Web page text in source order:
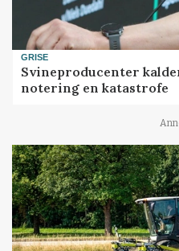
GRISE
Svineproducenter
notering en katastrofe